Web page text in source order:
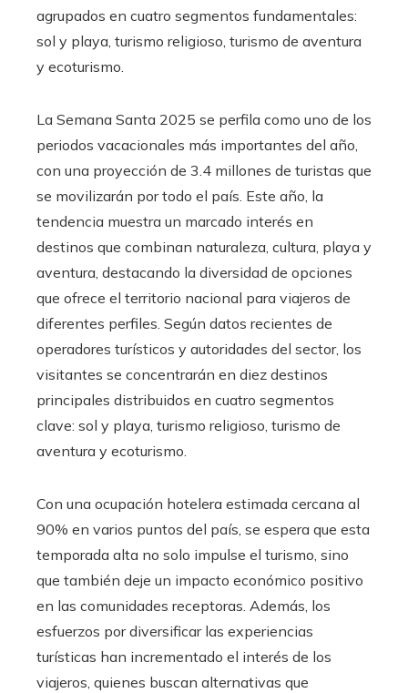
agrupados en cuatro segmentos fundamentales:
sol y playa, turismo religioso, turismo de aventura
y ecoturismo.
La Semana Santa 2025 se perfila como uno de los
periodos vacacionales más importantes del año,
con una proyección de 3.4 millones de turistas que
se movilizarán por todo el país. Este año, la
tendencia muestra un marcado interés en
destinos que combinan naturaleza, cultura, playa y
aventura, destacando la diversidad de opciones
que ofrece el territorio nacional para viajeros de
diferentes perfiles. Según datos recientes de
operadores turísticos y autoridades del sector, los
visitantes se concentrarán en diez destinos
principales distribuidos en cuatro segmentos
clave: sol y playa, turismo religioso, turismo de
aventura y ecoturismo.
Con una ocupación hotelera estimada cercana al
90% en varios puntos del país, se espera que esta
temporada alta no solo impulse el turismo, sino
que también deje un impacto económico positivo
en las comunidades receptoras. Además, los
esfuerzos por diversificar las experiencias
turísticas han incrementado el interés de los
viajeros, quienes buscan alternativas que